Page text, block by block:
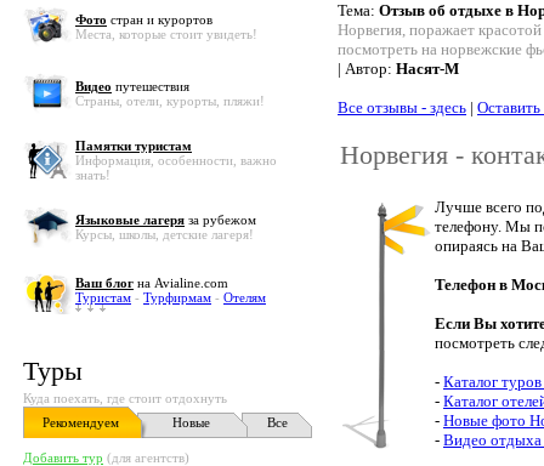
Фото стран и курортов
Места, которые стоит увидеть!
Видео путешествия
Страны, отели, курорты, пляжи!
Памятки туристам
Информация, особенности, важно
знать!
Языковые лагеря за рубежом
Курсы, школы, детские лагеря!
Ваш блог на Avialine.com
Туристам - Турфирмам - Отелям
Туры
Куда поехать, где стоит отдохнуть
Рекомендуем
Новые Все
Добавить тур (для агентств)
Тема: Отзыв об отдыхе в
Норвегия, поражает
посмотреть на норвежские
| Автор: Насят-М
Все отзывы - здесь |
Норвегия -
Лучше всего
телефону. Мы
опираясь на
Телефон в
Если Вы
посмотреть
- Каталог
- Каталог
- Новые фото
- Видео отдыха